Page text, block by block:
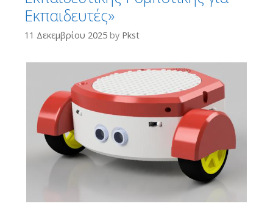
Εκπαιδευτές»
11 Δεκεμβρίου 2025 by Pkst